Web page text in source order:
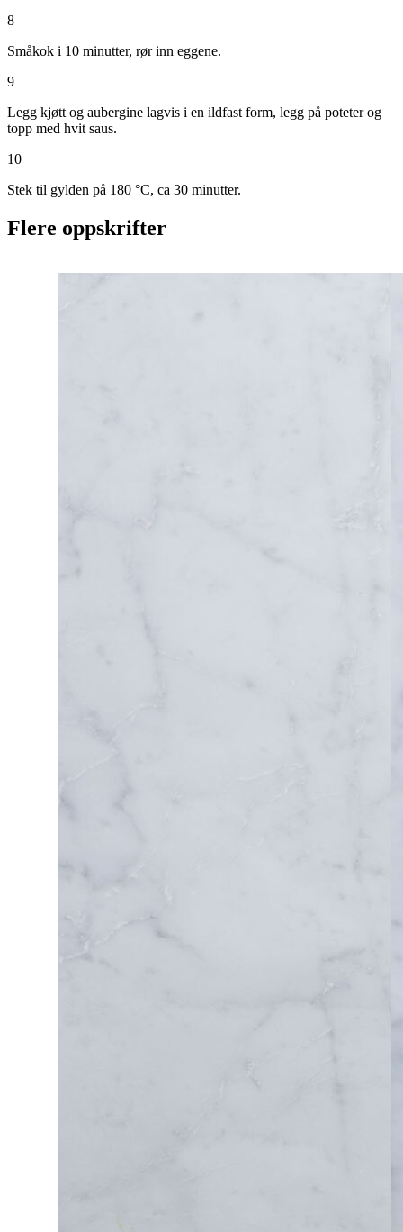
8
Småkok i 10 minutter, rør inn eggene.
9
Legg kjøtt og aubergine lagvis i en ildfast form, legg på poteter og
topp med hvit saus.
10
Stek til gylden på 180 °C, ca 30 minutter.
Flere oppskrifter